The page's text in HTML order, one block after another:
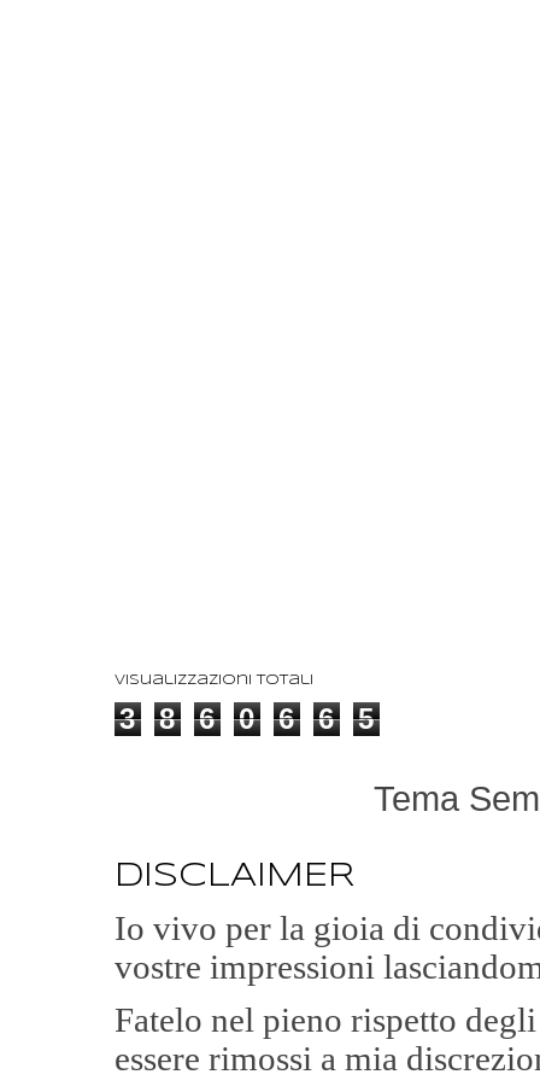
Visualizzazioni totali
3 8 6 0 6 6 5
Tema
DISCLAIMER
Io vivo per la gioia di
vostre impressioni
Fatelo nel pieno rispetto
essere rimossi a mia